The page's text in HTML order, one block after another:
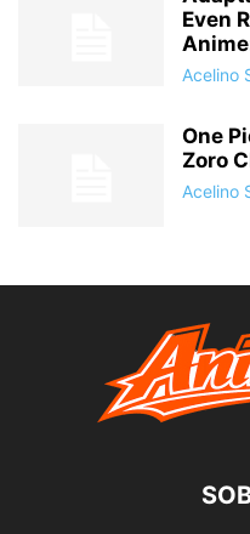
Even
Acelino
One
Zoro
Acelino